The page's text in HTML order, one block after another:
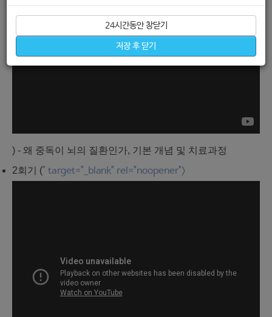
24시간동안 창닫기
저장 후 닫기
) - 왜 중독이 뇌의 질환인가, 기본 개념 및 치료과정
2회기 (" target="_blank" rel="noopener">